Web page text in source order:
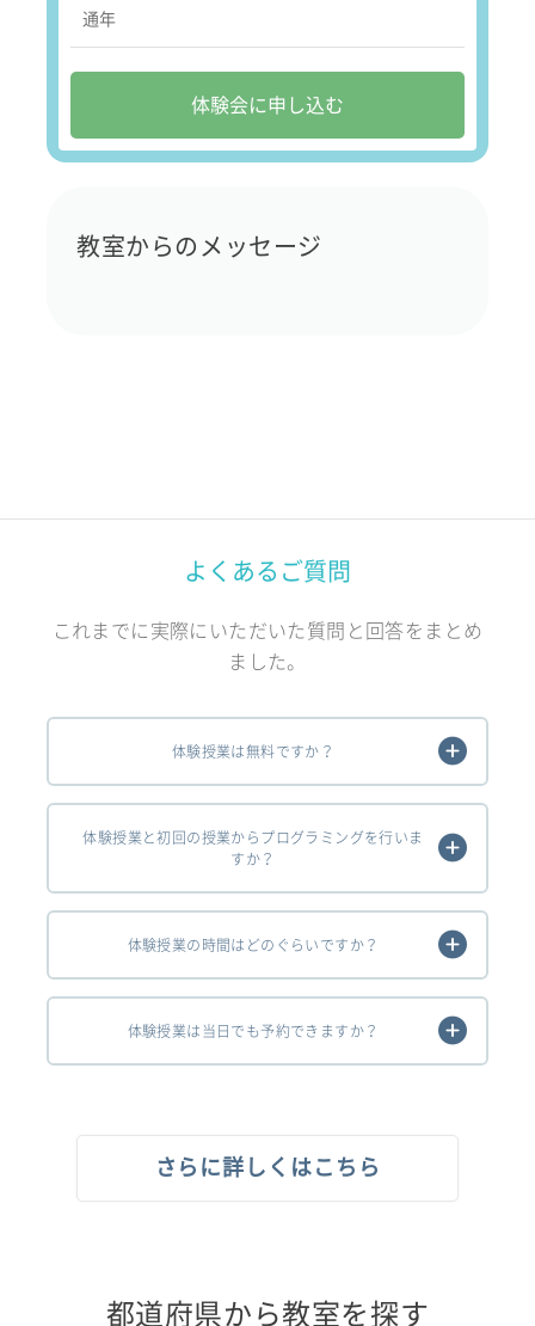
通年
体験会に申し込む
教室からのメッセージ
よくあるご質問
これまでに実際にいただいた質問と回答をまとめ
ました。
体験授業は無料ですか？
体験授業と初回の授業からプログラミングを行いま
すか？
体験授業の時間はどのぐらいですか？
体験授業は当日でも予約できますか？
さらに詳しくはこちら
都道府県から教室を探す